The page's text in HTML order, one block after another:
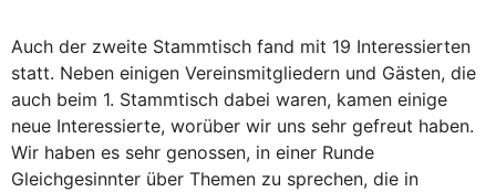
Auch der zweite Stammtisch fand mit 19 Interessierten
statt. Neben einigen Vereinsmitgliedern und Gästen, die
auch beim 1. Stammtisch dabei waren, kamen einige
neue Interessierte, worüber wir uns sehr gefreut haben.
Wir haben es sehr genossen, in einer Runde
Gleichgesinnter über Themen zu sprechen, die in